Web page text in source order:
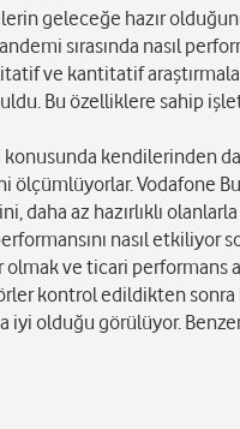
geleceğe hazır
sırasında nasıl
ve kantitatif
Bu özelliklere sahip
kendilerinden
ölçümlüyorlar. Vodafone
daha az hazırlıklı
nasıl etkiliyor
olmak ve ticari
kontrol edildikten sonra
olduğu görülüyor.